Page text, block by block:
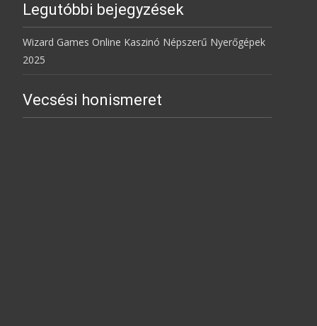
Legutóbbi bejegyzések
Wizard Games Online Kaszinó Népszerű Nyerőgépek
2025
Vecsési honismeret